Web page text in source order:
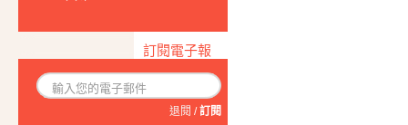
訂閱電子報
退閱 /訂閱